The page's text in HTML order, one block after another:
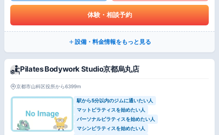
体験・相談予約
設備・料金情報をもっと見る
Pilates Bodywork Studio京都烏丸店
京都市山科区役所から6399m
駅から5分以内のジムに通いたい人
マットピラティスを始めたい人
パーソナルピラティスを始めたい人
マシンピラティスを始めたい人